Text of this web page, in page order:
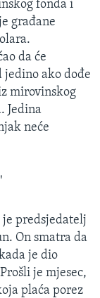
fonda i
građane
da će
ako dođe
mirovinskog
Jedina
neće
je predsjedatelj
On smatra da
je dio
je mjesec,
plaća porez